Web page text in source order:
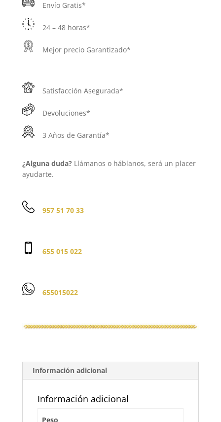
Envío Gratis*
24 – 48 horas*
Mejor precio Garantizado*
Satisfacción Asegurada*
Devoluciones*
3 Años de Garantía*
¿Alguna duda?Llámanos o háblanos, será un placer
ayudarte.
957 51 70 33
655 015 022
655015022
Información adicional
Información adicional
Peso